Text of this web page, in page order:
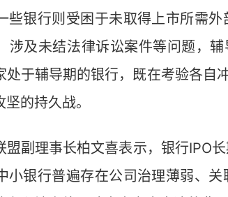
些银行则受困于未取得上市所需
涉及未结法律诉讼案件等问题，
处于辅导期的银行，既在考验各自
的持久战。
理事长柏文喜表示，银行IPO长
小银行普遍存在公司治理薄弱、